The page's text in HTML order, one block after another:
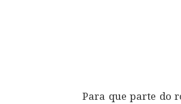
Para que parte do